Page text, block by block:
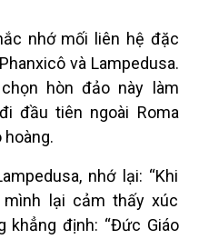
nhớ mối liên hệ đặc
và Lampedusa.
hòn đảo này làm
đầu tiên ngoài Roma
hoàng.
nhớ lại: “Khi
lại cảm thấy xúc
khẳng định: “Đức Giáo